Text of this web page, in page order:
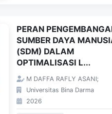
PERAN
SUMBER DAYA
(SDM) DALAM
OPTIMALISASI L...
M DAFFA RAFLY ASANI;
Universitas Bina Darma
2026